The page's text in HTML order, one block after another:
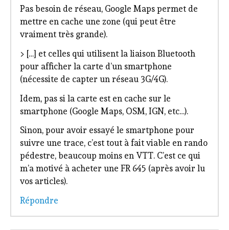
Pas besoin de réseau, Google Maps permet de
mettre en cache une zone (qui peut être
vraiment très grande).
> […] et celles qui utilisent la liaison Bluetooth
pour afficher la carte d’un smartphone
(nécessite de capter un réseau 3G/4G).
Idem, pas si la carte est en cache sur le
smartphone (Google Maps, OSM, IGN, etc…).
Sinon, pour avoir essayé le smartphone pour
suivre une trace, c’est tout à fait viable en rando
pédestre, beaucoup moins en VTT. C’est ce qui
m’a motivé à acheter une FR 645 (après avoir lu
vos articles).
Répondre